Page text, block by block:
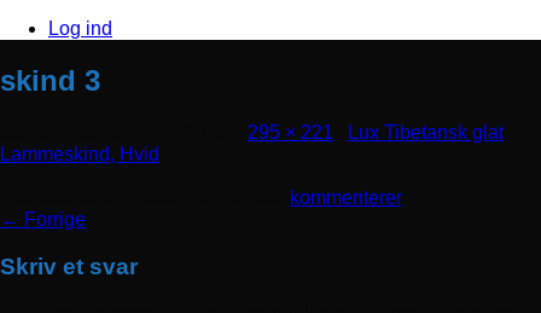
Log ind
skind 3
295 × 221
Lux Tibetansk glat
Lammeskind, Hvid
kommenterer.
← Forrige
Skriv et svar